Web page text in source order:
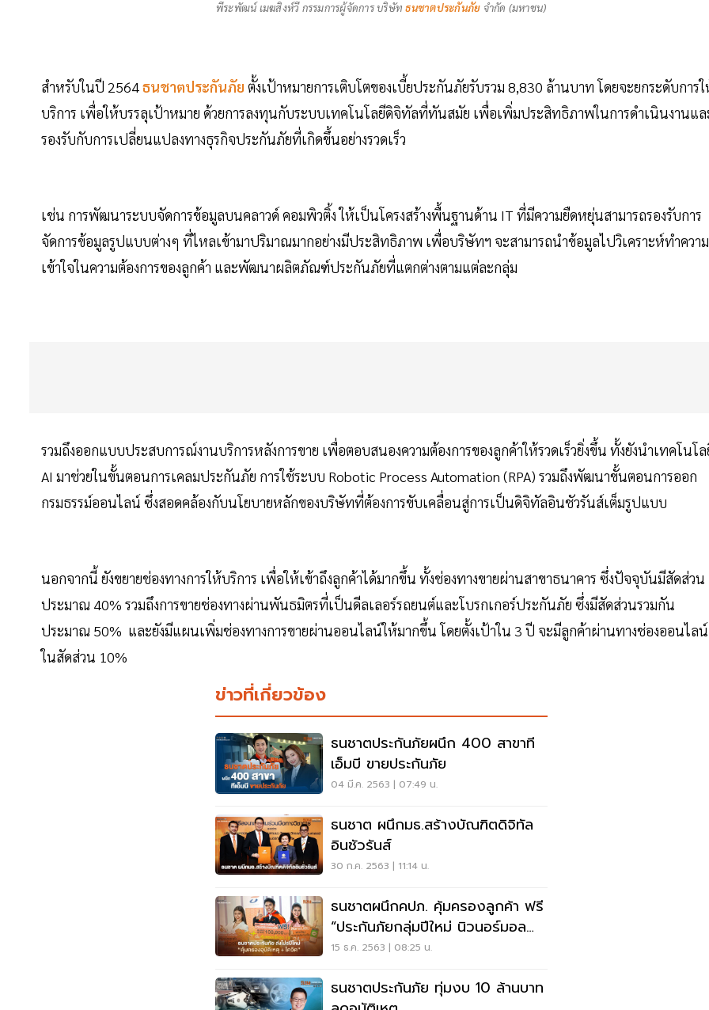
พีระพัฒน์ เมฆสิงห์วี กรรมการผู้จัดการ บริษัท ธนชาตประกันภัย จำกัด (มหาชน)
สำหรับในปี 2564ธนชาตประกันภัย ตั้งเป้าหมายการเติบโตของเบี้ยประกันภัยรับรวม 8,830 ล้านบาท โดยจะยกระดับการ
บริการ เพื่อให้บรรลุเป้าหมาย ด้วยการลงทุนกับระบบเทคโนโลยีดิจิทัลที่ทันสมัย เพื่อเพิ่มประสิทธิภาพในการดำเนินงานแ
รองรับกับการเปลี่ยนแปลงทางธุรกิจประกันภัยที่เกิดขึ้นอย่างรวดเร็ว
เช่น การพัฒนาระบบจัดการข้อมูลบนคลาวด์ คอมพิวติ้ง ให้เป็นโครงสร้างพื้นฐานด้าน IT ที่มีความยืดหยุ่นสามารถรองรับการ
จัดการข้อมูลรูปแบบต่างๆ ที่ไหลเข้ามาปริมาณมากอย่างมีประสิทธิภาพ เพื่อบริษัทฯ จะสามารถนำข้อมูลไปวิเคราะห์ทำความ
เข้าใจในความต้องการของลูกค้า และพัฒนาผลิตภัณฑ์ประกันภัยที่แตกต่างตามแต่ละกลุ่ม
รวมถึงออกแบบประสบการณ์งานบริการหลังการขาย เพื่อตอบสนองความต้องการของลูกค้าให้รวดเร็วยิ่งขึ้น ทั้งยังนำเทคโนโ
AI มาช่วยในขั้นตอนการเคลมประกันภัย การใช้ระบบ Robotic Process Automation (RPA) รวมถึงพัฒนาขั้นตอนการออก
กรมธรรม์ออนไลน์ ซึ่งสอดคล้องกับนโยบายหลักของบริษัทที่ต้องการขับเคลื่อนสู่การเป็นดิจิทัลอินชัวรันส์เต็มรูปแบบ
นอกจากนี้ ยังขยายช่องทางการให้บริการ เพื่อให้เข้าถึงลูกค้าได้มากขึ้น ทั้งช่องทางขายผ่านสาขาธนาคาร ซึ่งปัจจุบันมีสัดส่วน
ประมาณ 40% รวมถึงการขายช่องทางผ่านพันธมิตรที่เป็นดีลเลอร์รถยนต์และโบรกเกอร์ประกันภัย ซึ่งมีสัดส่วนรวมกัน
ประมาณ 50% และยังมีแผนเพิ่มช่องทางการขายผ่านออนไลน์ให้มากขึ้น โดยตั้งเป้าใน 3 ปี จะมีลูกค้าผ่านทางช่องออนไลน์
ในสัดส่วน 10%
ข่าวที่เกี่ยวข้อง
ธนชาตประกันภัยผนึก 400 สาขาที
เอ็มบี ขายประกันภัย
04 มี.ค. 2563 | 07:49 น.
ธนชาต ผนึกมธ.สร้างบัณฑิตดิจิทัล
อินชัวรันส์
30 ก.ค. 2563 | 11:14 น.
ธนชาตผนึกคปภ. คุ้มครองลูกค้า ฟรี
“ประกันภัยกลุ่มปีใหม่ นิวนอร์มอล
พลัส”
15 ธ.ค. 2563 | 08:25 น.
ธนชาตประกันภัย ทุ่มงบ 10 ล้านบาท